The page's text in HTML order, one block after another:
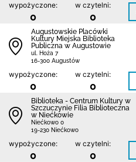
wypożyczone:
0
w czytelni:
0
Augustowskie Placówki
Kultury Miejska Biblioteka
Publiczna w Augustowie
ul. Hoża 7
16-300 Augustów
wypożyczone:
0
w czytelni:
0
Biblioteka - Centrum Kultury w
Szczuczynie Filia Biblioteczna
w Niećkowie
Niećkowo 0
19-230 Niećkowo
wypożyczone:
0
w czytelni:
0